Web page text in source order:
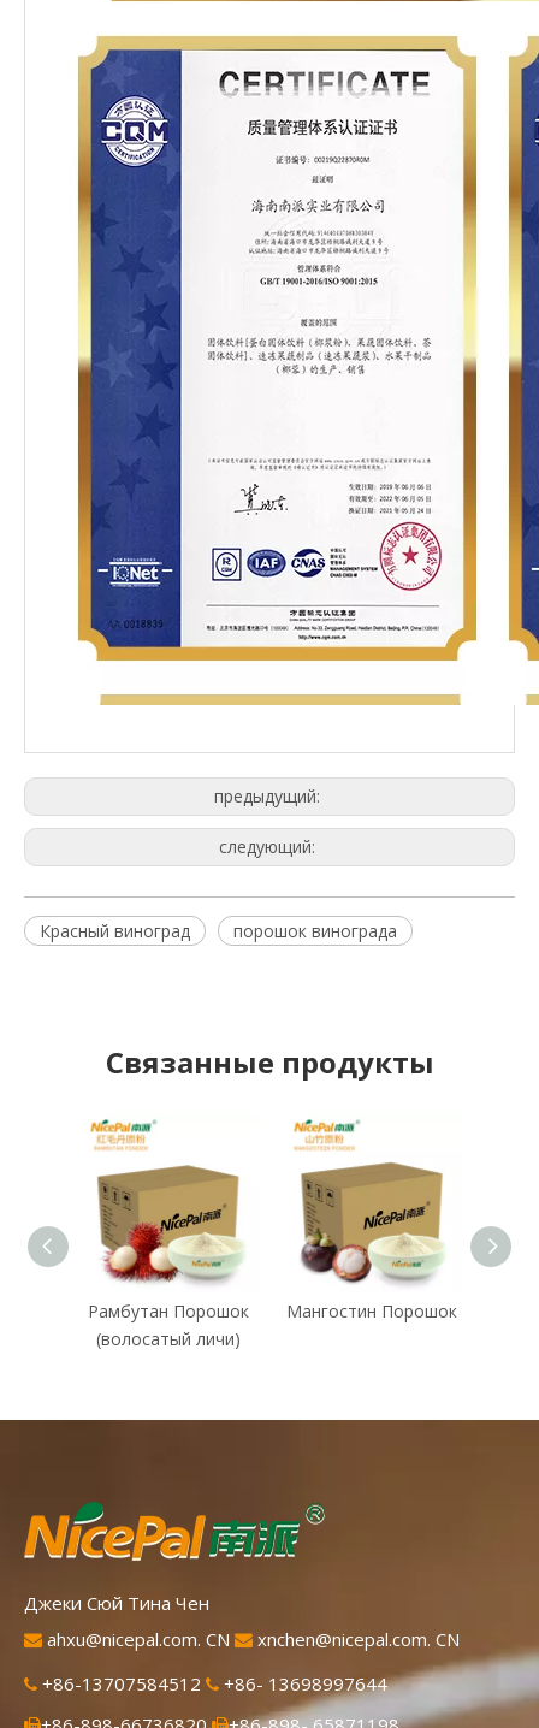
предыдущий:
следующий:
Красный виноград порошок винограда
Связанные продукты
Рамбутан Порошок
(волосатый личи)
Мангостин Порошок
Джеки Сюй Тина Чен
 ahxu@nicepal.com. CN  xnchen@nicepal.com. CN
 +86-13707584512  +86- 13698997644